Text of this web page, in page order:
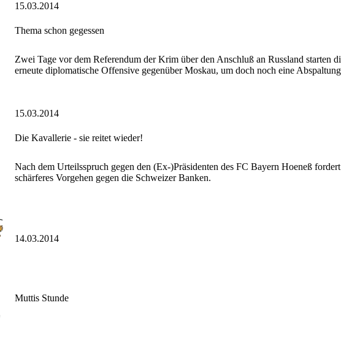
15.03.2014
Thema schon gegessen
Zwei Tage vor dem Referendum der Krim über den Anschluß an Russland starten
erneute diplomatische Offensive gegenüber Moskau, um doch noch eine
15.03.2014
Die Kavallerie - sie reitet wieder!
Nach dem Urteilsspruch gegen den (Ex-)Präsidenten des FC Bayern Hoeneß
schärferes Vorgehen gegen die Schweizer Banken.
14.03.2014
Muttis Stunde